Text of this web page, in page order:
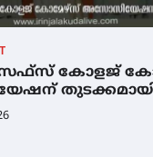
കോളജ്
ജോസഫ്സ്